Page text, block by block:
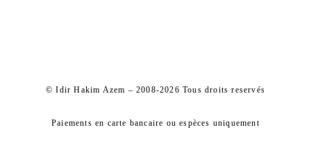
© Idir Hakim Azem – 2008-2026 Tous droits reservés
Paiements en carte bancaire ou espèces uniquement